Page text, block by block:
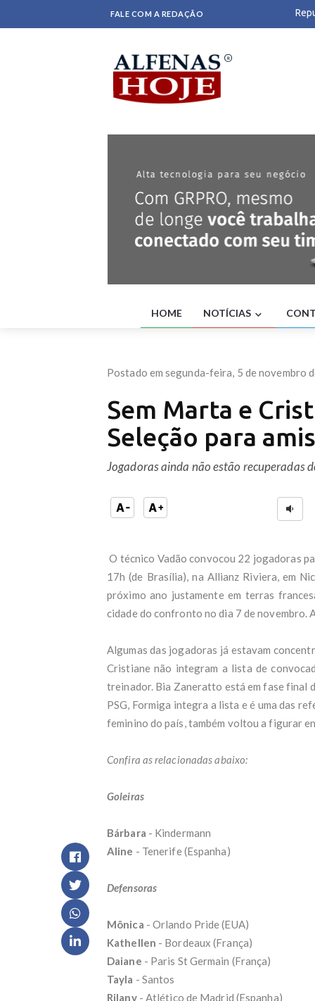
FALE COM A REDAÇÃO
PL
da
A
Tia
Rio
Lula
Os
- O
Por
PT
HOME NOTÍCIAS
Postado em segunda-feira, 5 de novembro
Sem Marta e
Seleção para
Jogadoras ainda não estão recuperadas
O técnico Vadão convocou 22 jogadoras
17h (de Brasília), na Allianz Riviera, em
próximo ano justamente em terras
cidade do confronto no dia 7 de novembro.
Algumas das jogadoras já estavam
Cristiane não integram a lista de
treinador. Bia Zaneratto está em fase final
PSG, Formiga integra a lista e é uma das
feminino do país, também voltou a figurar
Confira as relacionadas abaixo:
Goleiras
Bárbara - Kindermann
Aline - Tenerife (Espanha)
Defensoras
Mônica - Orlando Pride (EUA)
Kathellen - Bordeaux (França)
Daiane - Paris St Germain (França)
Tayla - Santos
Rilany- Atlético de Madrid (Espanha)